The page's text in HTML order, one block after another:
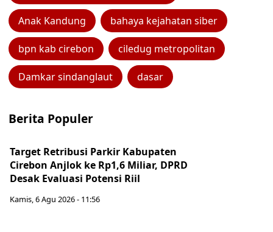
Anak Kandung bahaya kejahatan siber
bpn kab cirebon ciledug metropolitan
Damkar sindanglaut dasar
Berita Populer
Target Retribusi Parkir Kabupaten
Cirebon Anjlok ke Rp1,6 Miliar, DPRD
Desak Evaluasi Potensi Riil
Kamis, 6 Agu 2026 - 11:56